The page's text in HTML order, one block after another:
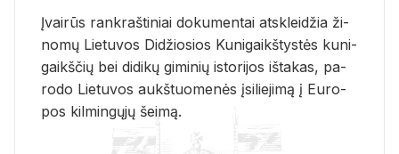
Įvai­rūs rank­raš­ti­niai do­ku­men­tai at­sklei­džia ži­
no­mų Lie­tu­vos Di­džio­sios Ku­ni­gaikš­tys­tės ku­ni­
gaikš­čių bei di­di­kų gi­mi­nių is­to­ri­jos iš­ta­kas, pa­
ro­do Lie­tu­vos aukš­tuo­me­nės įsi­lie­ji­mą į Eu­ro­
pos kil­min­gų­jų šei­mą.